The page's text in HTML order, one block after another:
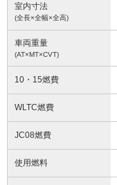
室内寸法
(全長×全幅×全高)
車両重量
(AT×MT×CVT)
10・15燃費
WLTC燃費
JC08燃費
使用燃料